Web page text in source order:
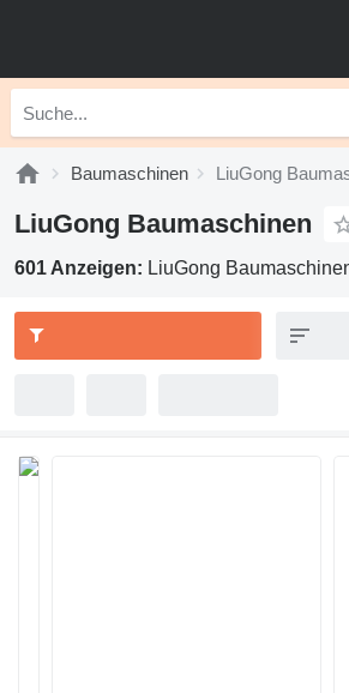
Baumaschinen LiuGong
LiuGong Baumaschinen
601 Anzeigen: LiuGong